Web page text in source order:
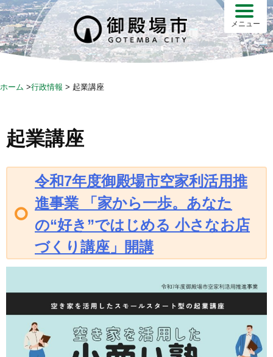
S
k
i
p
メニュー
ホーム >行政情報 > 起業講座
起業講座
令和7年度御殿場市空家利活用推
進事業 「家から一歩。あなた
の“好き”ではじめる 小さなお店
づくり講座」開講